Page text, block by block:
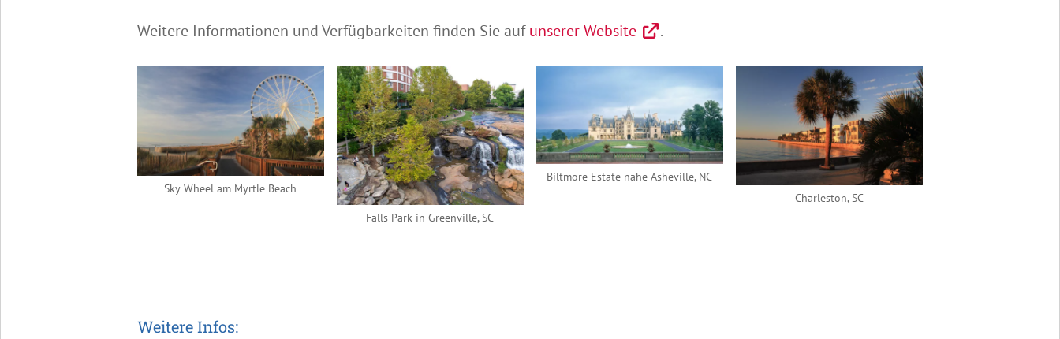
Weitere Informationen und Verfügbarkeiten finden Sie aufunserer Website .
Sky Wheel am Myrtle Beach
Falls Park in Greenville, SC
Biltmore Estate nahe Asheville, NC
Charleston, SC
Weitere Infos: